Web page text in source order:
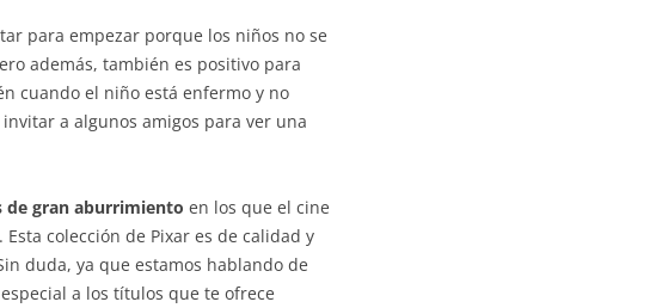
para empezar porque los niños no se
además, también es positivo para
cuando el niño está enfermo y no
a algunos amigos para ver una
de gran aburrimiento en los que el cine
colección de Pixar es de calidad y
duda, ya que estamos hablando de
a los títulos que te ofrece